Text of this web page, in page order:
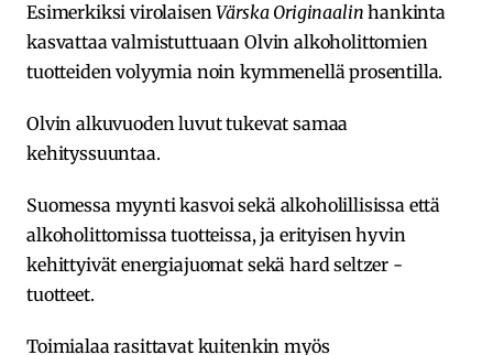
Esimerkiksi virolaisenVärska Originaalin hankinta
kasvattaa valmistuttuaan Olvin alkoholittomien
tuotteiden volyymia noin kymmenellä prosentilla.
Olvin alkuvuoden luvut tukevat samaa
kehityssuuntaa.
Suomessa myynti kasvoi sekä alkoholillisissa että
alkoholittomissa tuotteissa, ja erityisen hyvin
kehittyivät energiajuomat sekä hard seltzer -
tuotteet.
Toimialaa rasittavat kuitenkin myös